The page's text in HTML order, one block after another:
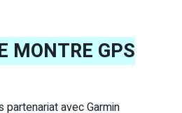
MONTRE GPS
partenariat avec Garmin